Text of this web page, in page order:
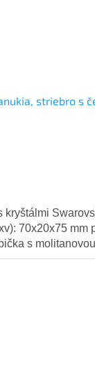
striebro s
kryštálmi
70x20x75 mm
s